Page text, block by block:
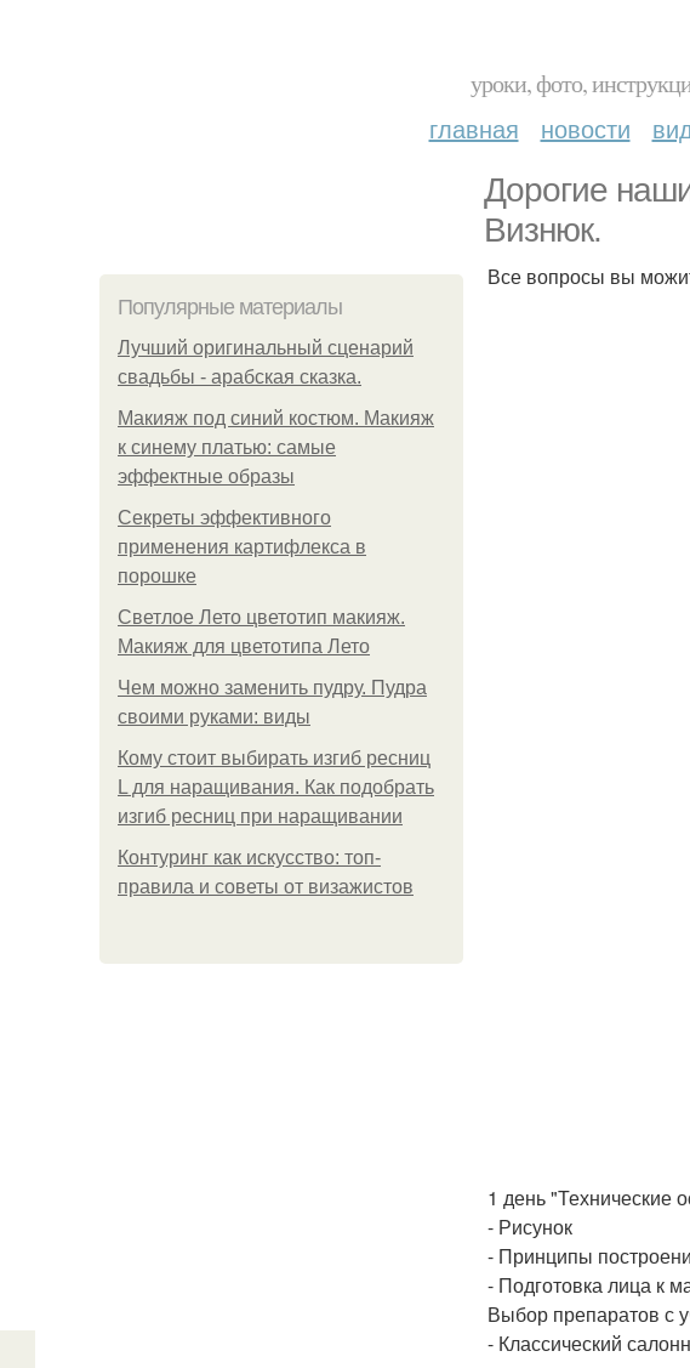
уроки, фото,
главная новости
Дорогие
Визнюк.
Популярные материалы
Лучший оригинальный сценарий
свадьбы - арабская сказка.
Макияж под синий костюм. Макияж
к синему платью: самые
эффектные образы
Секреты эффективного
применения картифлекса в
порошке
Светлое Лето цветотип макияж.
Макияж для цветотипа Лето
Чем можно заменить пудру. Пудра
своими руками: виды
Кому стоит выбирать изгиб ресниц
L для наращивания. Как подобрать
изгиб ресниц при наращивании
Контуринг как искусство: топ-
правила и советы от визажистов
Все вопросы вы
1 день "Технические
- Рисунок
- Принципы
- Подготовка лица к
Выбор препаратов с
- Классический